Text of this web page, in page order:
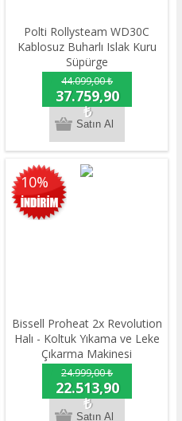
Polti Rollysteam WD30C
Kablosuz Buharlı Islak Kuru
Süpürge
44.099,00 ₺
37.759,90
₺
10%
Bissell Proheat 2x Revolution
Halı - Koltuk Yıkama ve Leke
Çıkarma Makinesi
24.999,00 ₺
22.513,90
₺